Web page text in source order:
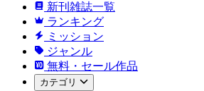
新刊雑誌一覧
ランキング
ミッション
ジャンル
無料・セール作品
カテゴリ